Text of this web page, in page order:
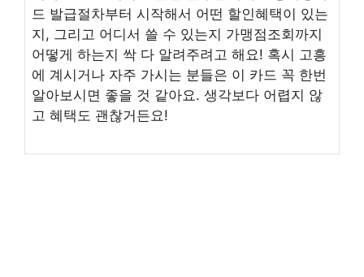
드 발급절차부터 시작해서 어떤 할인혜택이 있는
지, 그리고 어디서 쓸 수 있는지 가맹점조회까지
어떻게 하는지 싹 다 알려주려고 해요! 혹시 고흥
에 계시거나 자주 가시는 분들은 이 카드 꼭 한번
알아보시면 좋을 것 같아요. 생각보다 어렵지 않
고 혜택도 괜찮거든요!